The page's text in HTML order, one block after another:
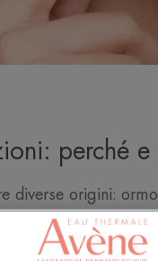
perché e
diverse origini:
e nelle donne adulte,
esempio, a causa